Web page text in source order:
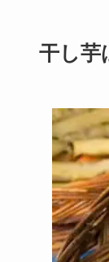
干し芋